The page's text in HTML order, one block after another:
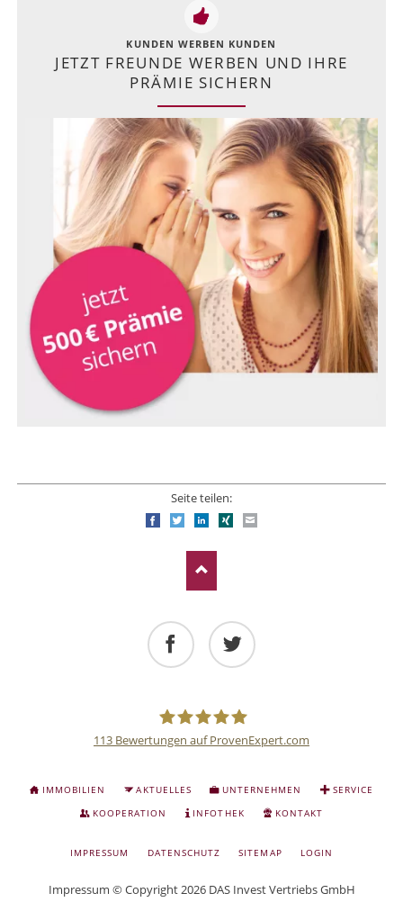
KUNDEN WERBEN KUNDEN
JETZT FREUNDE WERBEN UND IHRE
PRÄMIE SICHERN
Seite teilen:
FacebookTwitterLinkedIn
Xing
Anlage
und
113 Bewertungen auf ProvenExpert.com
NAVIGATION
ÜBERSPRINGEN
IMMOBILIEN AKTUELLES UNTERNEHMEN
SERVICE
KOOPERATION
INFOTHEK KONTAKT
NAVIGATION
IMPRESSUM DATENSCHUTZ SITEMAP LOGIN
Impressum © Copyright 2026 DAS Invest Vertriebs GmbH